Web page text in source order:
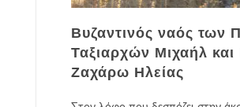
Βυζαντινός ναός των
Ταξιαρχών Μιχαήλ
Ζαχάρω Ηλείας